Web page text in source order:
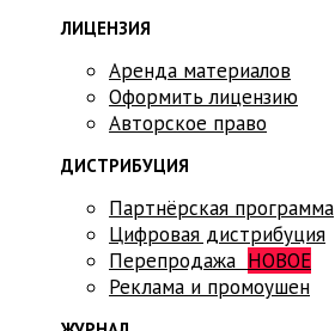
ЛИЦЕНЗИЯ
Аренда материалов
Оформить лицензию
Авторское право
ДИСТРИБУЦИЯ
Партнёрская программа
Цифровая дистрибуция
Перепродажа НОВОЕ
Реклама и промоушен